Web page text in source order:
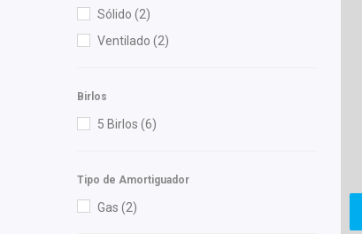
KEM(1)
Kuhn(1)
Luk
M Series(2)
Master Cut(1)
Mirsa Mikas Infante Ruiz
Sólido (2)
Ventilado (2)
Birlos
5 Birlos (6)
Tipo de Amortiguador
Gas (2)